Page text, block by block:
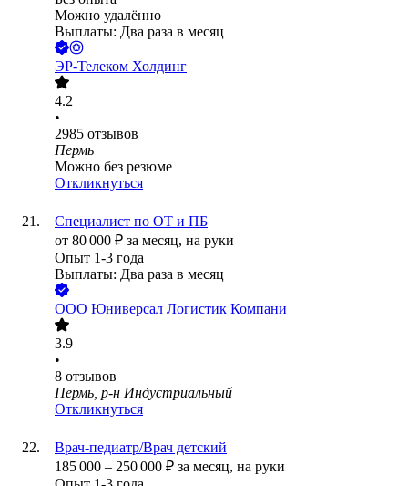
Можно удалённо
Выплаты: Два раза в месяц
ЭР-Телеком Холдинг
4.2
•
2985 отзывов
Пермь
Можно без резюме
Откликнуться
Специалист по ОТ и ПБ
от 80 000 ₽ за месяц, на руки
Опыт 1-3 года
Выплаты: Два раза в месяц
ООО Юниверсал Логистик Компани
3.9
•
8 отзывов
Пермь, р-н Индустриальный
Откликнуться
Врач-педиатр/Врач детский
185 000 – 250 000 ₽ за месяц, на руки